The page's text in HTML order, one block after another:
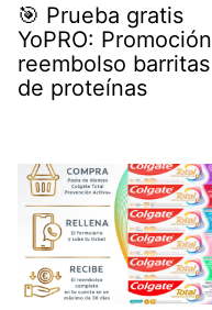
🎯 Prueba gratis
YoPRO: Promoción
reembolso barritas
de proteínas